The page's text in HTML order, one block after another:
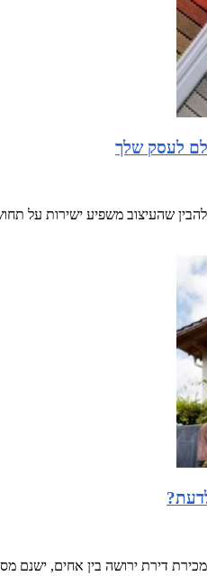
לעסק שלך
שהעיצוב משפיע ישירות על
דירת ירושה בין אחים,